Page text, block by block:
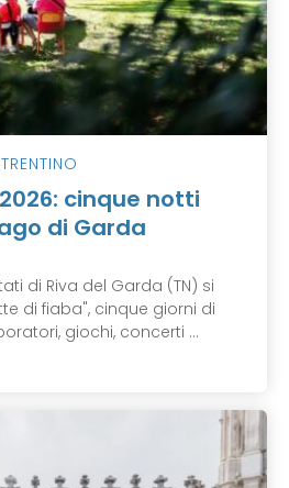
cinque notti
di Garda
di Riva del Garda (TN) si
di fiaba", cinque giorni di
giochi, concerti ...